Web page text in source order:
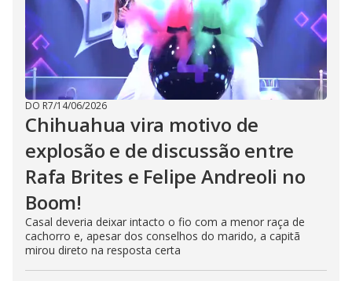
DO R7/14/06/2026
Chihuahua vira motivo de
explosão e de discussão entre
Rafa Brites e Felipe Andreoli no
Boom!
Casal deveria deixar intacto o fio com a menor raça de
cachorro e, apesar dos conselhos do marido, a capitã
mirou direto na resposta certa